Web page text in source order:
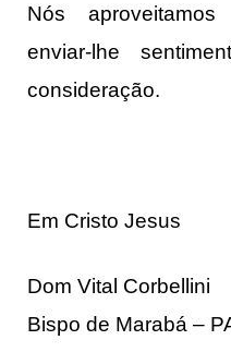
Nós
enviar-lhe
consideração.
Em Cristo Jesus
Dom Vital Corbellini
Bispo de Marabá –